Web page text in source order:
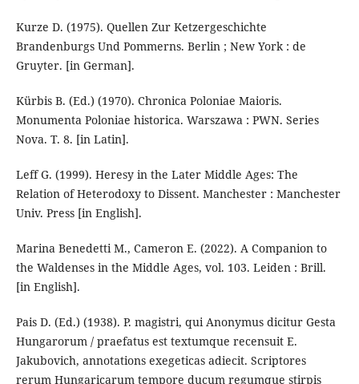
Kurze D. (1975). Quellen Zur Ketzergeschichte
Brandenburgs Und Pommerns. Berlin ; New York : de
Gruyter. [in German].
Kürbis B. (Ed.) (1970). Chronica Poloniae Maioris.
Monumenta Poloniae historica. Warszawa : PWN. Series
Nova. T. 8. [in Latin].
Leff G. (1999). Heresy in the Later Middle Ages: The
Relation of Heterodoxy to Dissent. Manchester : Manchester
Univ. Press [in English].
Marina Benedetti M., Cameron E. (2022). A Companion to
the Waldenses in the Middle Ages, vol. 103. Leiden : Brill.
[in English].
Pais D. (Ed.) (1938). P. magistri, qui Anonymus dicitur Gesta
Hungarorum / praefatus est tex­tumque re­cen­su­it E.
Jakubovich, annotations exegeticas adiecit. Scri­ptores
rerum Hungari­ca­rum tempore ducum regumque stirpis